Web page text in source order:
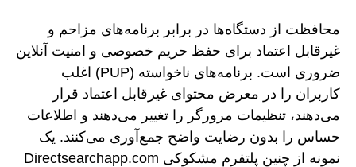
محافظت از دستگاه‌ها در برابر برنامه‌های مزاحم و
غیرقابل اعتماد برای حفظ حریم خصوصی و امنیت آنلاین
ضروری است. برنامه‌های ناخواسته (PUP) اغلب
کاربران را در معرض محتوای غیرقابل اعتماد قرار
می‌دهند، تنظیمات مرورگر را تغییر می‌دهند و اطلاعات
حساس را بدون رضایت واضح جمع‌آوری می‌کنند. یک
نمونه از چنین پلتفرم مشکوکی Directsearchapp.com